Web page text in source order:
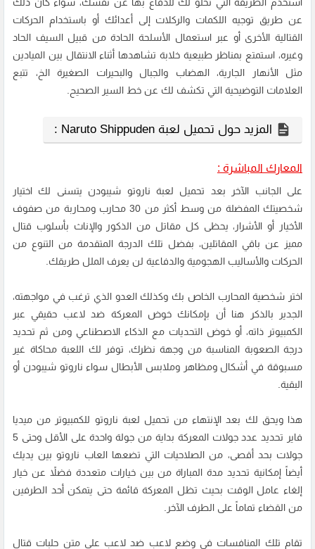
استخدم الطريقة التي تحلو لك للدفاع بها عن نفسك، سواء كان ذلك
عن طريق توجيه اللكمات والركلات إلى أعدائك أو باستخدام الحركات
القتالية الأخرى أو عبر استعمال الأسلحة الحادة من قبيل السيف الحاد
وغيره، استمتع بمناظر طبيعية خلابة تشاهدها أثناء الانتقال بين الميادين
مثل الأنهار الجارية، الهضاب والجبال والبحيرات الصغيرة الخ، تتبع
العلامات التوضيحية التي تكشف لك عن خط السير الصحيح.
المزيد حول تحميل لعبة Naruto Shippuden :
المعارك المباشرة :
على الجانب الآخر بعد تحميل لعبة ناروتو شيبودن يتسنى لك اختيار
شخصيتك المفضلة من وسط أكثر من 30 محارب ومحاربة من صفوف
الأخيار أو الأشرار، يحظى كل مقاتل من الذكور والإناث بأسلوب قتال
مميز عن باقي المقاتلين، بفضل تلك الدرجة المتقدمة من التنوع من
الحركات والأساليب الهجومية والدفاعية لن يعرف الملل طريقك.
اختر شخصية المحارب الخاص بك وكذلك العدو الذي ترغب في مواجهته،
الجدير بالذكر هنا أن بإمكانك خوض المعركة ضد لاعب حقيقي عبر
الكمبيوتر ذاته، أو خوض التحديات مع الذكاء الاصطناعي ومن ثم تحديد
درجة الصعوبة المناسبة من وجهة نظرك، توفر لك اللعبة محاكاة غير
مسبوقة في أشكال ومظاهر وملابس الأبطال سواء ناروتو شيبودن أو
البقية.
هذا ويحق لك بعد الإنتهاء من تحميل لعبة ناروتو للكمبيوتر من ميديا
فاير تحديد عدد جولات المعركة بداية من جولة واحدة على الأقل وحتى 5
جولات بحد أقصى، من الصلاحيات التي تضعها العاب ناروتو بين يديك
أيضاً إمكانية تحديد مدة المباراة من بين خيارات متعددة فضلاً عن خيار
إلغاء عامل الوقت بحيث تظل المعركة قائمة حتى يتمكن أحد الطرفين
من القضاء تماماً على الطرف الآخر.
تقام تلك المنافسات في وضع لاعب ضد لاعب على متن حلبات قتال